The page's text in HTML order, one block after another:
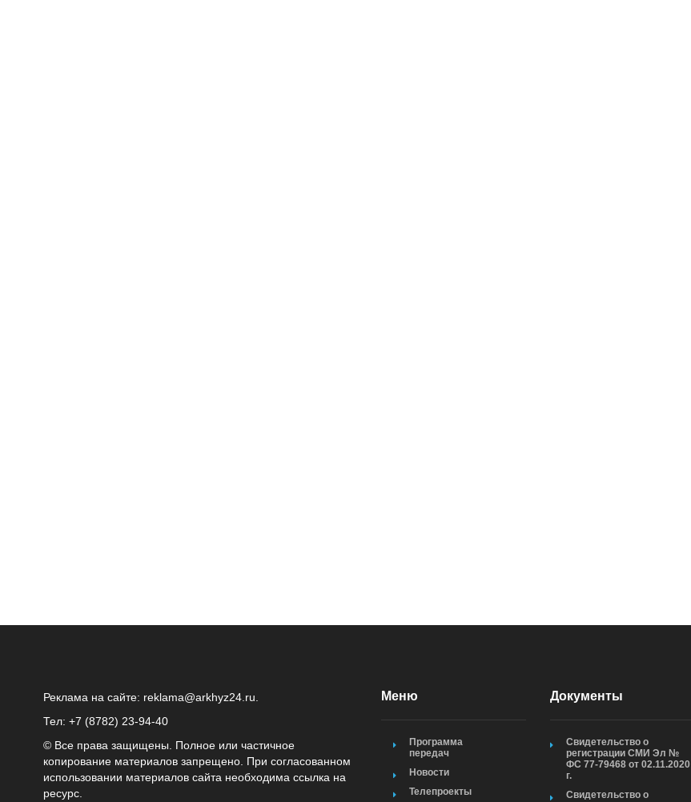
Реклама на сайте: reklama@arkhyz24.ru
Тел: +7 (8782) 23‑94‑40
© Все права защищены. Полное или частичное
копирование материалов запрещено. При согласованном
использовании материалов сайта необходима ссылка на
ресурс.
Меню
Программа
передач
Новости
Телепроекты
Документы
Свидетельство о
регистрации СМИ Эл №
ФС 77-79468 от 02.11.2020
г.
Свидетельство о